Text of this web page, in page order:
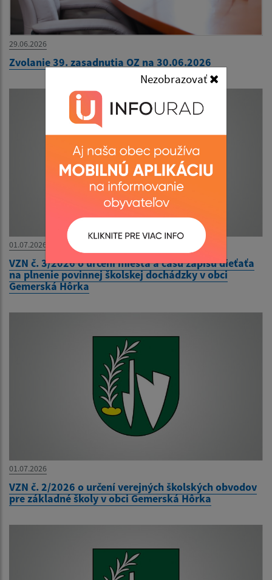
Nezobrazovať
29.06.2026
Zvolanie 39. zasadnutia OZ na 30.06.2026
01.07.2026
VZN č. 3/2026 o určení miesta a času zápisu dieťaťa
na plnenie povinnej školskej dochádzky v obci
Gemerská Hôrka
01.07.2026
VZN č. 2/2026 o určení verejných školských obvodov
pre základné školy v obci Gemerská Hôrka